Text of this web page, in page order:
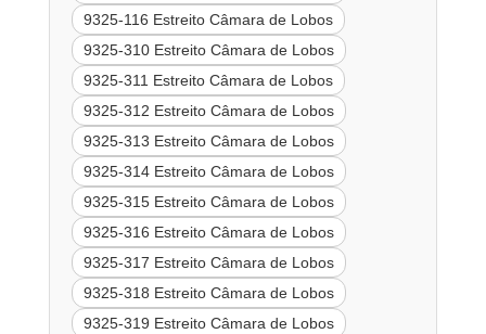
9325-116 Estreito Câmara de Lobos
9325-310 Estreito Câmara de Lobos
9325-311 Estreito Câmara de Lobos
9325-312 Estreito Câmara de Lobos
9325-313 Estreito Câmara de Lobos
9325-314 Estreito Câmara de Lobos
9325-315 Estreito Câmara de Lobos
9325-316 Estreito Câmara de Lobos
9325-317 Estreito Câmara de Lobos
9325-318 Estreito Câmara de Lobos
9325-319 Estreito Câmara de Lobos